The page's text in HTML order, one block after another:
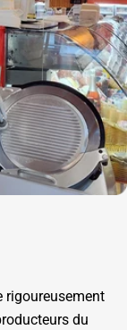
rigoureusement
du